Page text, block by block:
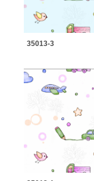
35013-3